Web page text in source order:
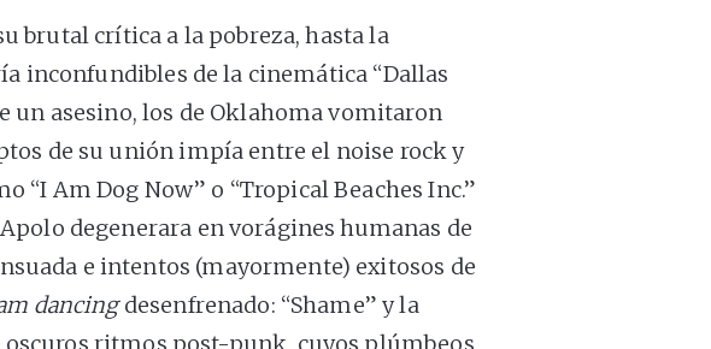
brutal crítica a la pobreza, hasta la
inconfundibles de la cinemática “Dallas
un asesino, los de Oklahoma vomitaron
de su unión impía entre el noise rock y
“I Am Dog Now” o “Tropical Beaches Inc.”
degenerara en vorágines humanas de
e intentos (mayormente) exitosos de
dancingdesenfrenado: “Shame” y la